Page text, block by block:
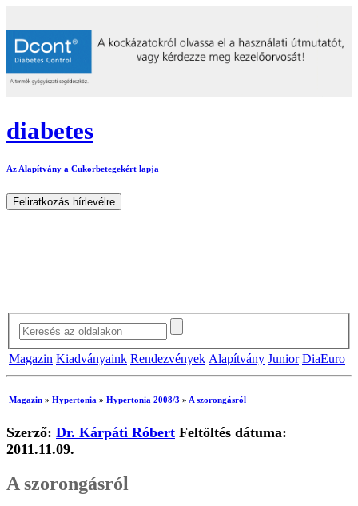
diabetes
Az Alapítvány a Cukorbetegekért lapja
Magazin Kiadványaink Rendezvények Alapítvány Junior DiaEuro
Magazin » Hypertonia » Hypertonia 2008/3 » A szorongásról
Szerző: Dr. Kárpáti Róbert Feltöltés dátuma:
2011.11.09.
A szorongásról